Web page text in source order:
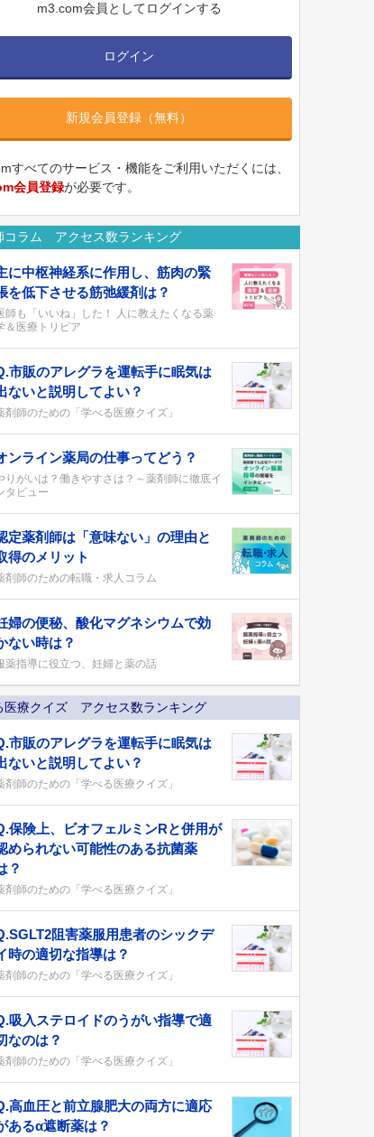
m3.com会員としてログインする
ログイン
新規会員登録（無料）
すべてのサービス・機能をご利用いただくには、
会員登録が必要です。
コラム アクセス数ランキング
に中枢神経系に作用し、筋肉の緊
を低下させる筋弛緩剤は？
師も「いいね」した！ 人に教えたくなる薬
＆医療トリビア
市販のアレグラを運転手に眠気は
ないと説明してよい？
剤師のための「学べる医療クイズ」
ンライン薬局の仕事ってどう？
りがいは？働きやすさは？～薬剤師に徹底イ
タビュー
定薬剤師は「意味ない」の理由と
得のメリット
剤師のための転職・求人コラム
婦の便秘、酸化マグネシウムで効
ない時は？
薬指導に役立つ、妊婦と薬の話
医療クイズ アクセス数ランキング
市販のアレグラを運転手に眠気は
ないと説明してよい？
剤師のための「学べる医療クイズ」
保険上、ビオフェルミンRと併用が
められない可能性のある抗菌薬
？
剤師のための「学べる医療クイズ」
阻害薬服用患者のシックデ
時の適切な指導は？
剤師のための「学べる医療クイズ」
吸入ステロイドのうがい指導で適
なのは？
剤師のための「学べる医療クイズ」
高血圧と前立腺肥大の両方に適応
あるα遮断薬は？